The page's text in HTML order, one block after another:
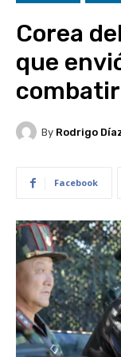
Corea
que
By Rodrigo
Facebook